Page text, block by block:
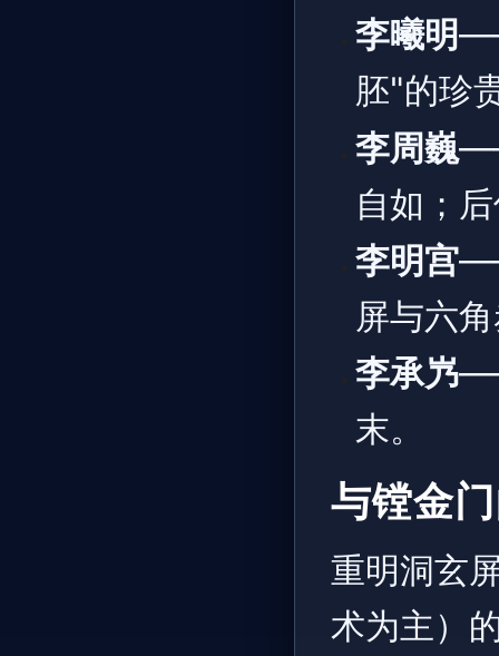
李曦明
胚"的珍
李周巍
自如；
李明宫
屏与六
李承㞧
末。
与镗金
重明洞玄
术为主）